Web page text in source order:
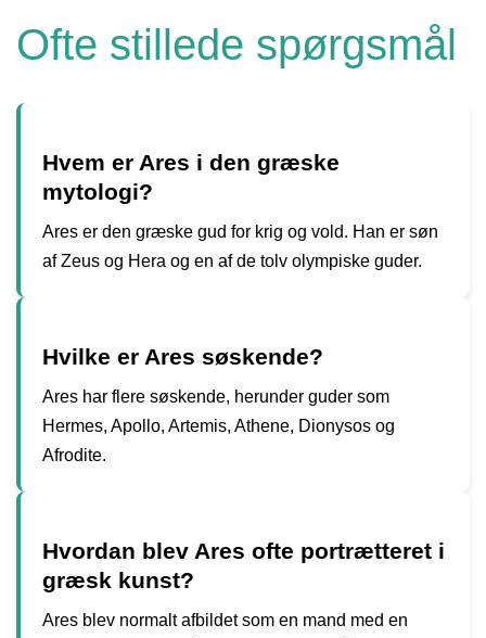
Ofte stillede spørgsmål
Hvem er Ares i den græske
mytologi?
Ares er den græske gud for krig og vold. Han er søn
af Zeus og Hera og en af de tolv olympiske guder.
Hvilke er Ares søskende?
Ares har flere søskende, herunder guder som
Hermes, Apollo, Artemis, Athene, Dionysos og
Afrodite.
Hvordan blev Ares ofte portrætteret i
græsk kunst?
Ares blev normalt afbildet som en mand med en